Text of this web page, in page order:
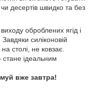
десертів швидко та без
оброблених ягід і
силіконовій
столі, не ковзає.
ідеальним
вже завтра!